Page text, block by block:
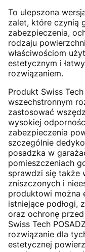
To ulepszona
zalet, które czynią
zabezpieczenia,
rodzaju
właściwościom
estetycznym i
rozwiązaniem.
Produkt Swiss
wszechstronnym
zastosować
wysokiej
zabezpieczenia
szczególnie
posadzka w
pomieszczeniach
sprawdzi się także
zniszczonych i
produktowi można
istniejące podłogi,
oraz ochronę
Swiss Tech
rozwiązanie dla
estetycznej